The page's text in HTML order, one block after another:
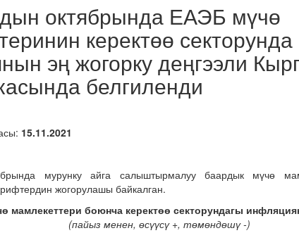
октябрында ЕАЭБ мүчө
керектөө секторунда
эң жогорку деңгээли
белгиленди
15.11.2021
мурунку айга салыштырмалуу баардык мүчө
жогорулашы байкалган.
ө мамлекеттери боюнча керектөө секторундагы
(пайыз менен, өсүүсү+, төмөндөшү-)